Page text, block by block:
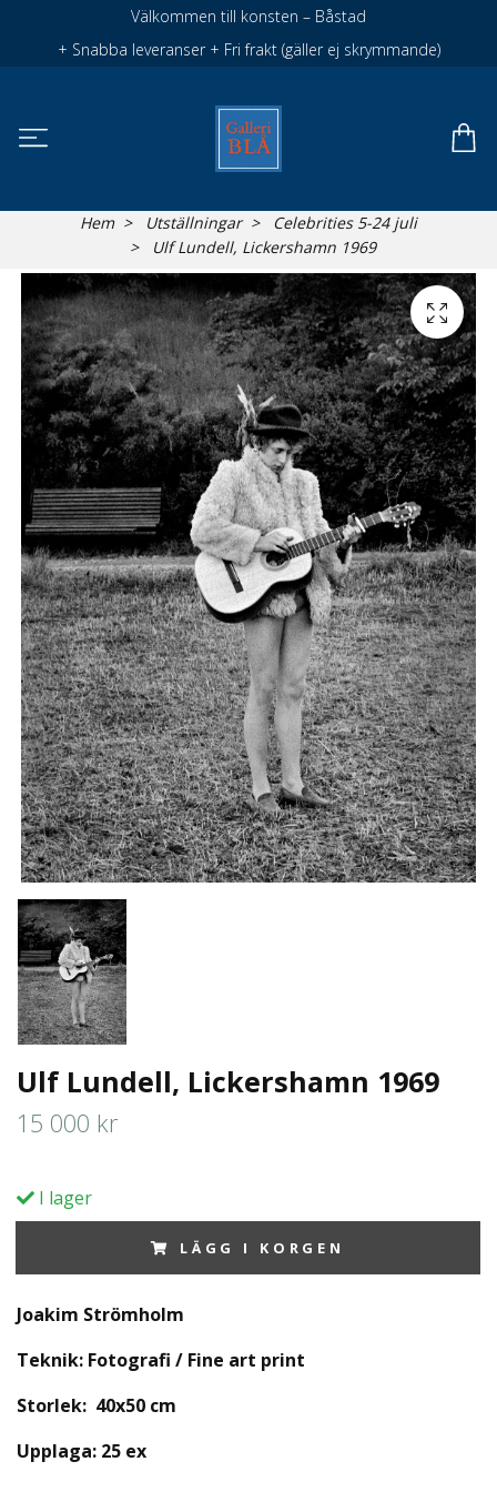
Välkommen till konsten – Båstad
+ Snabba leveranser + Fri frakt (gäller ej skrymmande)
Hem Utställningar
Celebrities 5-24 juli
Ulf Lundell, Lickershamn 1969
Ulf Lundell, Lickershamn 1969
15 000 kr
I lager
LÄGG I KORGEN
Joakim Strömholm
Teknik: Fotografi / Fine art print
Storlek: 40x50 cm
Upplaga: 25 ex